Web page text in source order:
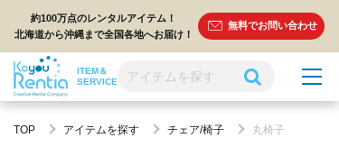
約100万点のレンタルアイテム！
北海道から沖縄まで全国各地へお届け！
無料でお問い合わせ
ITEM＆
SERVICE
TOP アイテムを探す チェア/椅子 丸椅子